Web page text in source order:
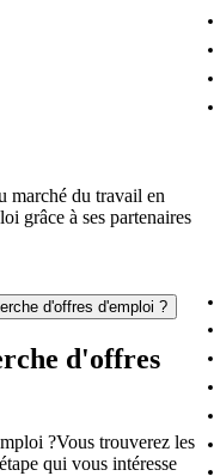
marché du travail en
grâce à ses partenaires
d'offres d'emploi ?
d'offres
?Vous trouverez les
qui vous intéresse